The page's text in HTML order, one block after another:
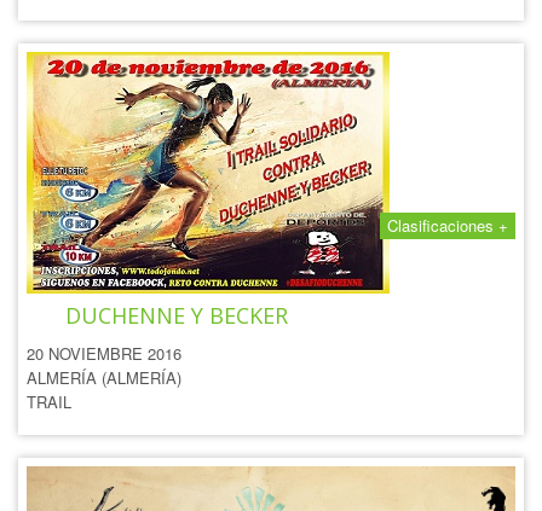
Clasificaciones +
I TRAIL SOLIDARIO CONTRA
DUCHENNE Y BECKER
20 NOVIEMBRE 2016
ALMERÍA (ALMERÍA)
TRAIL